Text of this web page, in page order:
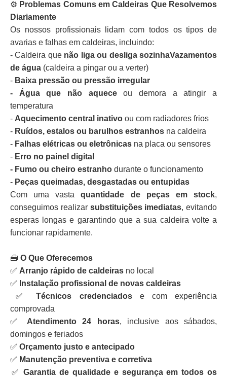
⚙️ Problemas Comuns em Caldeiras Que Resolvemos
Diariamente
Os nossos profissionais lidam com todos os tipos de
avarias e falhas em caldeiras, incluindo:
- Caldeira que não liga ou desliga sozinhaVazamentos
de água (caldeira a pingar ou a verter)
- Baixa pressão ou pressão irregular
- Água que não aqueceou demora a atingir a
temperatura
- Aquecimento central inativo ou com radiadores frios
- Ruídos, estalos ou barulhos estranhos na caldeira
- Falhas elétricas ou eletrônicas na placa ou sensores
- Erro no painel digital
- Fumo ou cheiro estranho durante o funcionamento
- Peças queimadas, desgastadas ou entupidas
Com uma vastaquantidade de peças em stock,
conseguimos realizar substituições imediatas, evitando
esperas longas e garantindo que a sua caldeira volte a
funcionar rapidamente.
🧰 O Que Oferecemos
✅ Arranjo rápido de caldeiras no local
✅ Instalação profissional de novas caldeiras
✅Técnicos credenciadose com experiência
comprovada
✅ Atendimento 24 horas, inclusive aos sábados,
domingos e feriados
✅ Orçamento justo e antecipado
✅ Manutenção preventiva e corretiva
✅Garantia de qualidade e segurança em todos os